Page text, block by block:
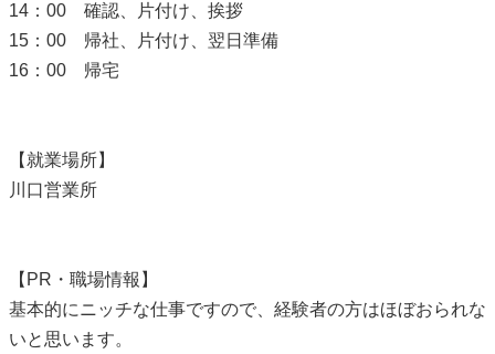
14：00 確認、片付け、挨拶
15：00 帰社、片付け、翌日準備
16：00 帰宅
【就業場所】
川口営業所
【PR・職場情報】
基本的にニッチな仕事ですので、経験者の方はほぼおられな
いと思います。